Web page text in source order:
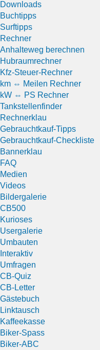
Downloads
Buchtipps
Surftipps
Rechner
Anhalteweg berechnen
Hubraumrechner
Kfz-Steuer-Rechner
km ⇔ Meilen Rechner
kW ⇔ PS Rechner
Tankstellenfinder
Rechnerklau
Gebrauchtkauf-Tipps
Gebrauchtkauf-Checkliste
Bannerklau
FAQ
Medien
Videos
Bildergalerie
CB500
Kurioses
Usergalerie
Umbauten
Interaktiv
Umfragen
CB-Quiz
CB-Letter
Gästebuch
Linktausch
Kaffeekasse
Biker-Spass
Biker-ABC